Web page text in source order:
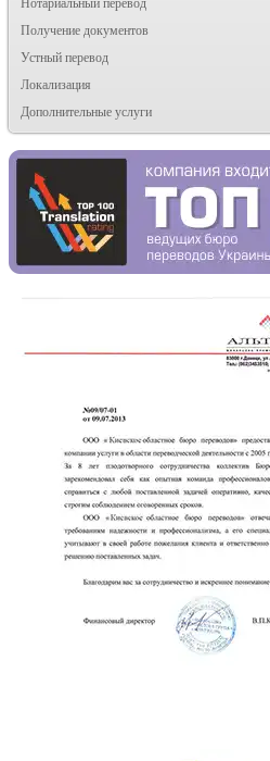
Получение документов
Устный перевод
Локализация
Дополнительные услуги